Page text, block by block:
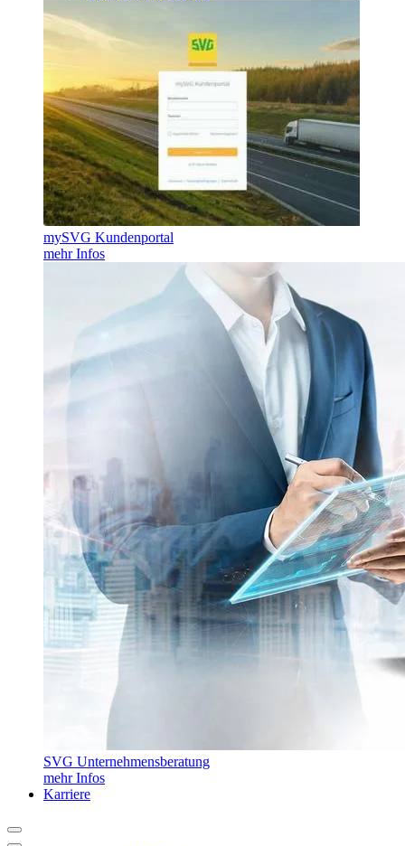
mySVG Kundenportal
mehr Infos
SVG Unternehmensberatung
mehr Infos
Karriere